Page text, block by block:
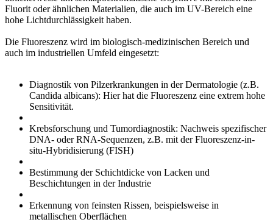
Fluorit oder ähnlichen Materialien, die auch im UV-Bereich eine
hohe Lichtdurchlässigkeit haben.
Die Fluoreszenz wird im biologisch-medizinischen Bereich und
auch im industriellen Umfeld eingesetzt:
Diagnostik von Pilzerkrankungen in der Dermatologie (z.B.
Candida albicans): Hier hat die Fluoreszenz eine extrem hohe
Sensitivität.
Krebsforschung und Tumordiagnostik: Nachweis spezifischer
DNA- oder RNA-Sequenzen, z.B. mit der Fluoreszenz-in-
situ-Hybridisierung (FISH)
Bestimmung der Schichtdicke von Lacken und
Beschichtungen in der Industrie
Erkennung von feinsten Rissen, beispielsweise in
metallischen Oberflächen